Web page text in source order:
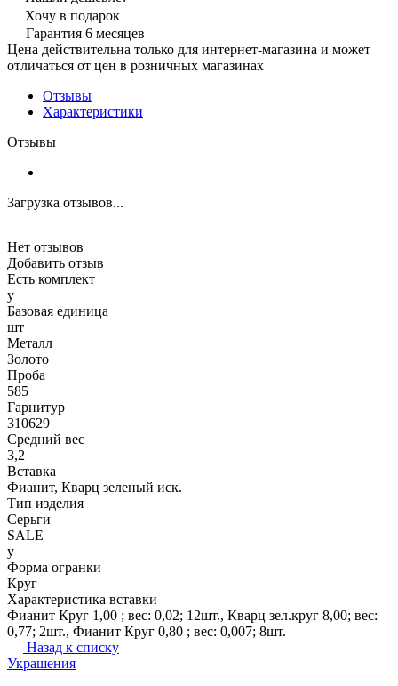
Хочу в подарок
Гарантия 6 месяцев
Цена действительна только для интернет-магазина и может
отличаться от цен в розничных магазинах
Отзывы
Характеристики
Отзывы
Загрузка отзывов...
Нет отзывов
Добавить отзыв
Есть комплект
y
Базовая единица
шт
Металл
Золото
Проба
585
Гарнитур
310629
Средний вес
3,2
Вставка
Фианит, Кварц зеленый иск.
Тип изделия
Серьги
SALE
y
Форма огранки
Круг
Характеристика вставки
Фианит Круг 1,00 ; вес: 0,02; 12шт., Кварц зел.круг 8,00; вес:
0,77; 2шт., Фианит Круг 0,80 ; вес: 0,007; 8шт.
Назад к списку
Украшения